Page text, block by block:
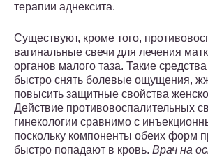
терапии аднексита.
Существуют, кроме того,
вагинальные свечи для лечения
органов малого таза. Такие
быстро снять болевые ощущения,
повысить защитные свойства
Действие противовоспалительных
гинекологии сравнимо с
поскольку компоненты обеих форм
быстро попадают в кровь. Врач на